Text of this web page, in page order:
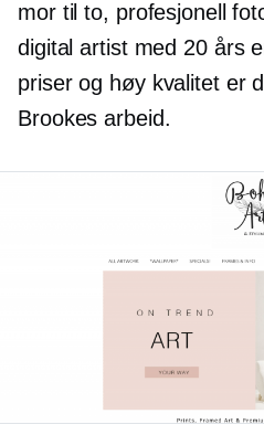
mor til to, profesjonell
digital artist med 20 års
priser og høy kvalitet er
Brookes arbeid.